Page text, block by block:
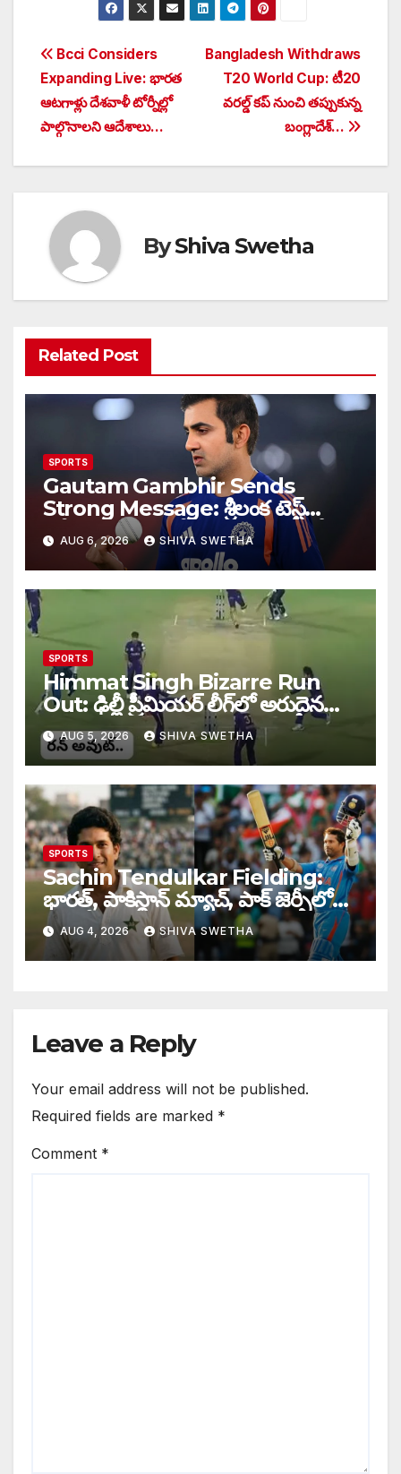
Post
navigation
Bangladesh Withdraws
T20 World Cup: టీ20
వరల్డ్ కప్‌ నుంచి తప్పుకున్న
బంగ్లాదేశ్…
Bcci Considers
Expanding Live: భారత
ఆటగాళ్లు దేశవాళీ టోర్నీల్లో
పాల్గొనాలని ఆదేశాలు…
ByShiva Swetha
Related Post
SPORTS
Gautam Gambhir Sends
Strong Message: శ్రీలంక టెస్ట్
సిరీస్‌కు ముందు టీమిండియాకు గంభీర్
వార్నింగ్…
AUG 6, 2026 SHIVA SWETHA
SPORTS
Himmat Singh Bizarre Run
Out: ఢిల్లీ ప్రీమియర్ లీగ్‌లో అరుదైన
రనౌట్ ఘటన వైరల్.
AUG 5, 2026 SHIVA SWETHA
SPORTS
Sachin Tendulkar Fielding:
భారత్, పాకిస్థాన్ మ్యాచ్, పాక్ జెర్సీలో
బరిలోకి దిగిన సచిన్…
AUG 4, 2026 SHIVA SWETHA
Leave a Reply
Your email address will not be published.
Required fields are marked *
Comment *